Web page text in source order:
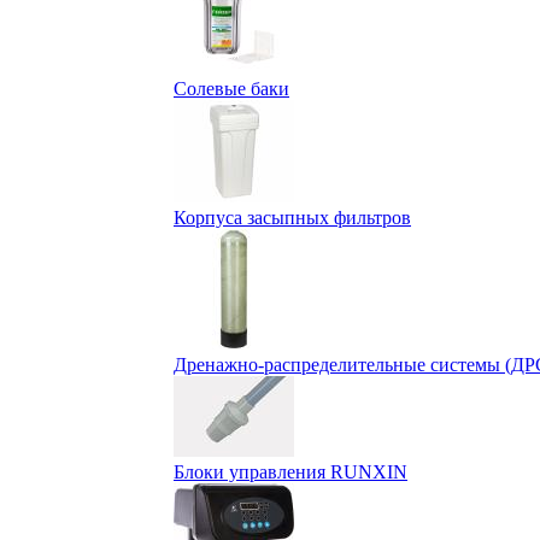
Солевые баки
Корпуса засыпных фильтров
Дренажно-распределительные системы
Блоки управления RUNXIN